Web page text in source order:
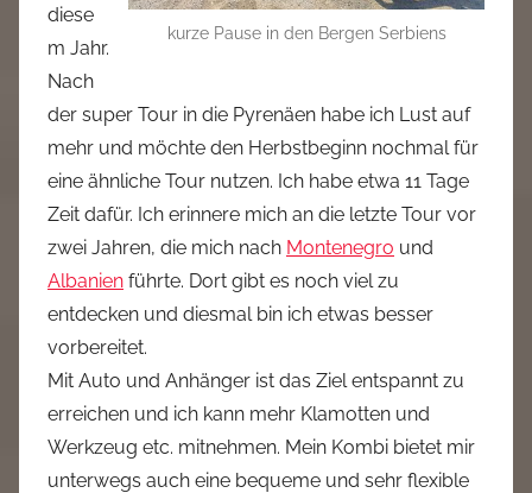
kurze Pause in den Bergen Serbiens
diese
m Jahr.
Nach
der super Tour in die Pyrenäen habe ich Lust auf
mehr und möchte den Herbstbeginn nochmal für
eine ähnliche Tour nutzen. Ich habe etwa 11 Tage
Zeit dafür. Ich erinnere mich an die letzte Tour vor
zwei Jahren, die mich nach Montenegro und
Albanien führte. Dort gibt es noch viel zu
entdecken und diesmal bin ich etwas besser
vorbereitet.
Mit Auto und Anhänger ist das Ziel entspannt zu
erreichen und ich kann mehr Klamotten und
Werkzeug etc. mitnehmen. Mein Kombi bietet mir
unterwegs auch eine bequeme und sehr flexible